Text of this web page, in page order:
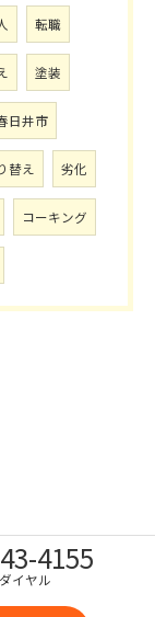
転職
塗装
日井市
替え 劣化
コーキング
4155
イヤル